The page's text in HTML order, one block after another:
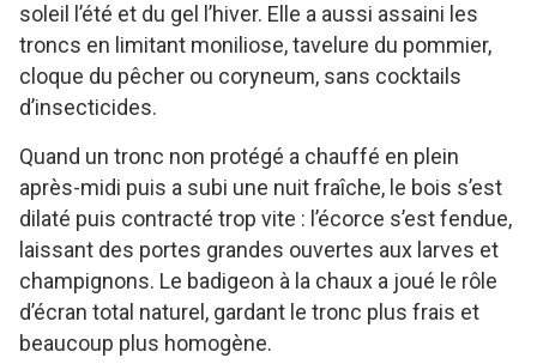
soleil l’été et du gel l’hiver. Elle a aussi assaini les
troncs en limitant moniliose, tavelure du pommier,
cloque du pêcher ou coryneum, sans cocktails
d’insecticides.
Quand un tronc non protégé a chauffé en plein
après-midi puis a subi une nuit fraîche, le bois s’est
dilaté puis contracté trop vite : l’écorce s’est fendue,
laissant des portes grandes ouvertes aux larves et
champignons. Le badigeon à la chaux a joué le rôle
d’écran total naturel, gardant le tronc plus frais et
beaucoup plus homogène.